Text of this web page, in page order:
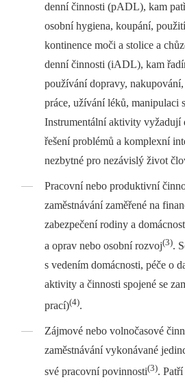
denní činnosti (pADL), kam
osobní hygiena, koupání,
kontinence moči a stolice a
denní činnosti (iADL), kam
používání dopravy,
práce, užívání léků, manipulaci
Instrumentální aktivity vyžadují
řešení problémů a komplexní
nezbytné pro nezávislý život
Pracovní nebo produktivní
zaměstnávání zaměřené na
zabezpečení rodiny a
a oprav nebo osobní rozvoj(3).
s vedením domácnosti, péče o
aktivity a činnosti spojené se
prací)(4).
Zájmové nebo volnočasové
zaměstnávání vykonávané
své pracovní povinnosti(3).